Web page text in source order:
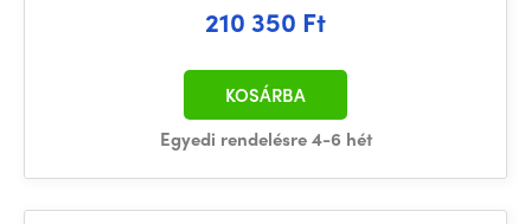
210 350 Ft
Egyedi rendelésre 4-6 hét
KOSÁRBA